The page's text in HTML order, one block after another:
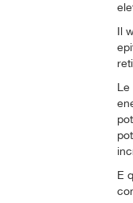
Il
Le
E